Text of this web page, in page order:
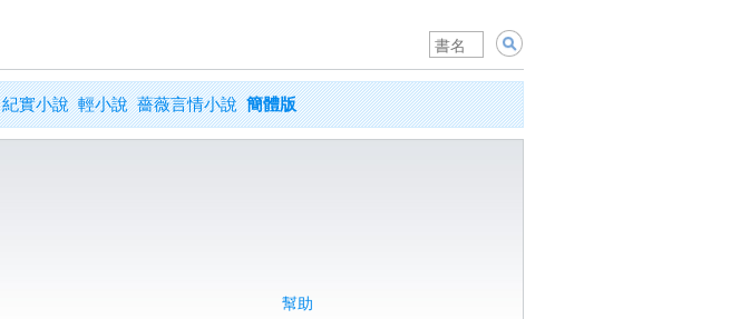
紀實小說 輕小說 薔薇言情小說 簡體版
幫助